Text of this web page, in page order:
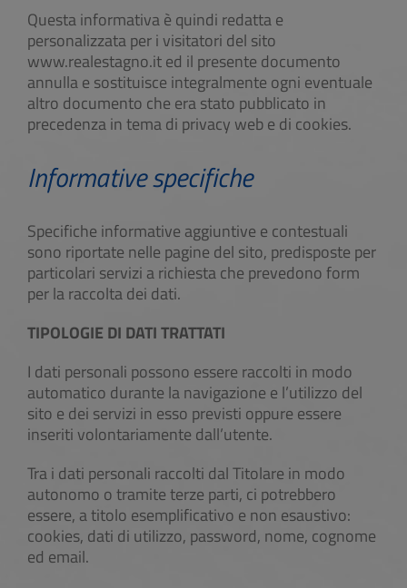
Questa informativa è quindi redatta e
personalizzata per i visitatori del sito
www.realestagno.it ed il presente documento
annulla e sostituisce integralmente ogni eventuale
altro documento che era stato pubblicato in
precedenza in tema di privacy web e di cookies.
Informative specifiche
Specifiche informative aggiuntive e contestuali
sono riportate nelle pagine del sito, predisposte per
particolari servizi a richiesta che prevedono form
per la raccolta dei dati.
TIPOLOGIE DI DATI TRATTATI
I dati personali possono essere raccolti in modo
automatico durante la navigazione e l’utilizzo del
sito e dei servizi in esso previsti oppure essere
inseriti volontariamente dall’utente.
Tra i dati personali raccolti dal Titolare in modo
autonomo o tramite terze parti, ci potrebbero
essere, a titolo esemplificativo e non esaustivo:
cookies, dati di utilizzo, password, nome, cognome
ed email.